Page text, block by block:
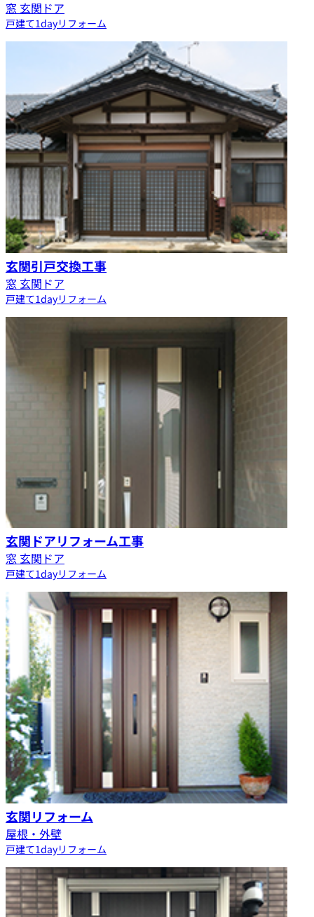
窓 玄関ドア
戸建て1dayリフォーム
玄関引戸交換工事
窓 玄関ドア
戸建て1dayリフォーム
玄関ドアリフォーム工事
窓 玄関ドア
戸建て1dayリフォーム
玄関リフォーム
屋根・外壁
戸建て1dayリフォーム